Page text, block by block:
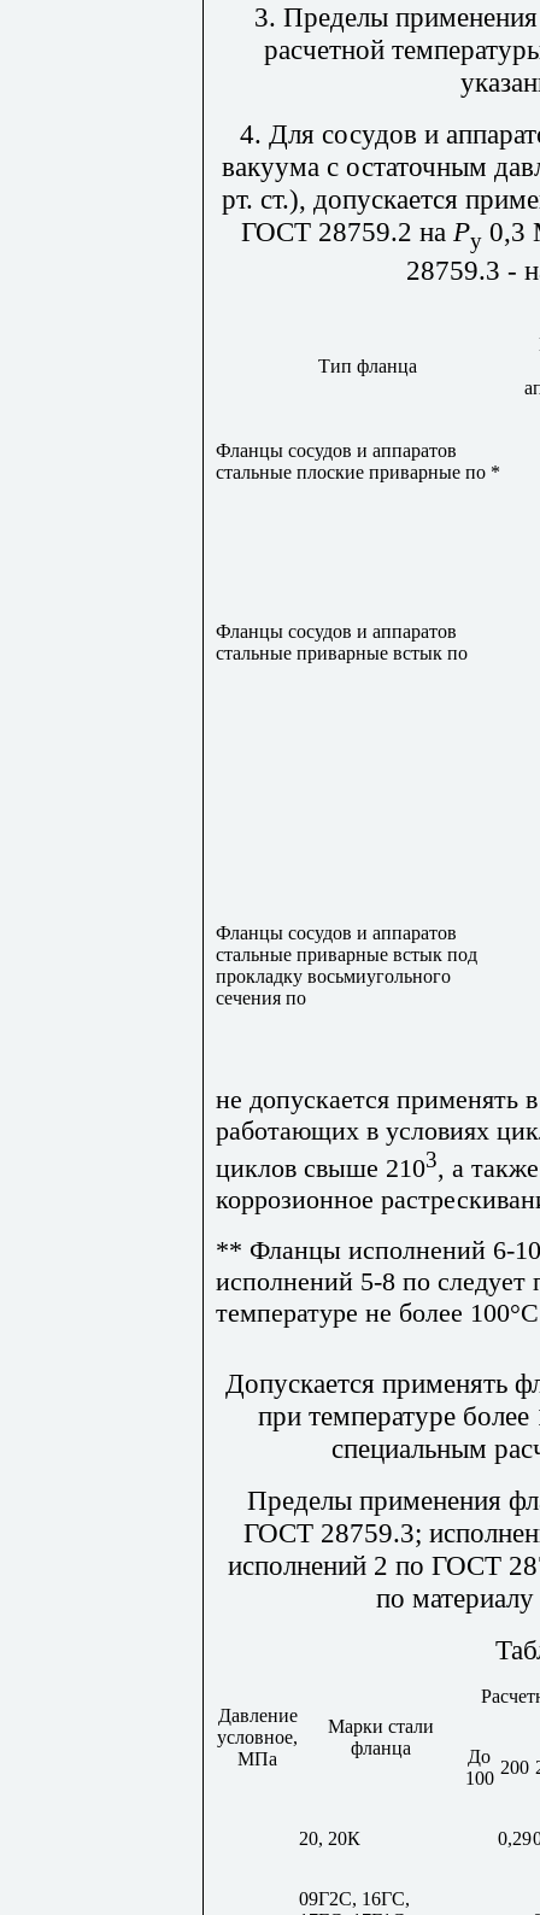
3. Пределы
расчетной
4. Для сосудов и
вакуума с остаточным
рт. ст.), допускается
ГОСТ 28759.2 на Ру 0,3
28759.3 -
Тип фланца
Фланцы сосудов и аппаратов
стальные плоские приварные по *
Фланцы сосудов и аппаратов
стальные приварные встык по
Фланцы сосудов и аппаратов
стальные приварные встык под
прокладку восьмиугольного
сечения по
не допускается применять
работающих в условиях
циклов свыше 2103, а
коррозионное
** Фланцы исполнений 6-
исполнений 5-8 по следует
температуре не более
Допускается применять
при температуре
специальным
Пределы применения
ГОСТ 28759.3;
исполнений 2 по ГОСТ
по
Давление
условное,
МПа
Марки стали
фланца
До
100
200
20, 20К 0,29
09Г2С, 16ГС,